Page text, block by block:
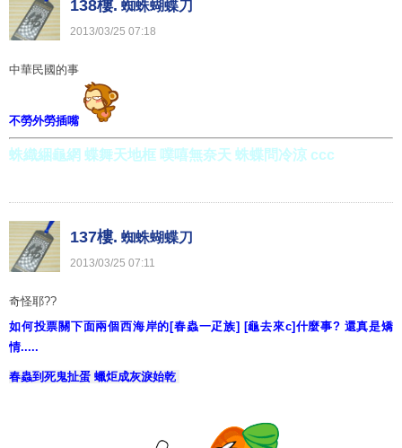
138樓. 蜘蛛蝴蝶刀
2013/03/25 07:18
中華民國的事
不勞外勞插嘴
蛛織綑龜網 蝶舞天地框 噗嘻無奈天 蛛蝶問冷涼 ccc
137樓. 蜘蛛蝴蝶刀
2013/03/25 07:11
奇怪耶??
如何投票關下面兩個西海岸的[春蟲一疋族] [龜去來c]什麼事? 還真是矯
情.....
春蟲到死鬼扯蛋 蠟炬成灰淚始乾